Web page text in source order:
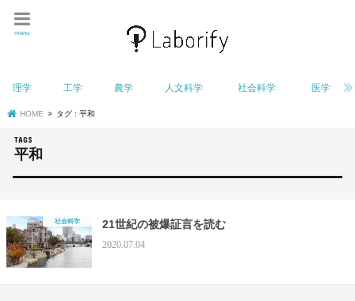
menu
理学 工学 農学 人文科学 社会科学 医学
HOME タグ : 平和
平和
社会科学 21世紀の被爆証言を読む
2020.07.04